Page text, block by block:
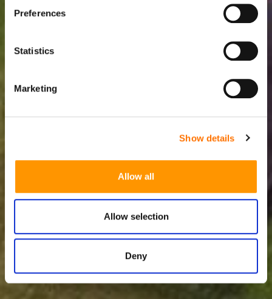
Preferences
Statistics
Marketing
Show details
Allow all
Allow selection
Deny